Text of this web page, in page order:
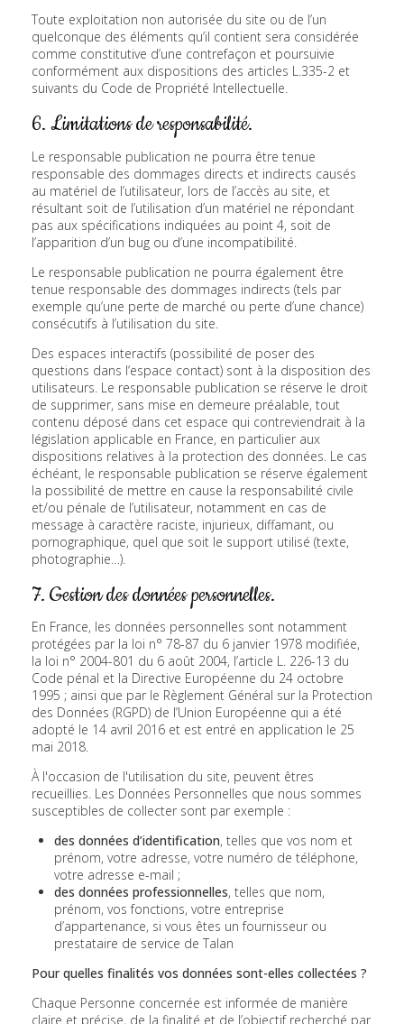
Toute exploitation non autorisée du site ou de l’un
quelconque des éléments qu’il contient sera considérée
comme constitutive d’une contrefaçon et poursuivie
conformément aux dispositions des articles L.335-2 et
suivants du Code de Propriété Intellectuelle.
6. Limitations de responsabilité.
Le responsable publication ne pourra être tenue
responsable des dommages directs et indirects causés
au matériel de l’utilisateur, lors de l’accès au site, et
résultant soit de l’utilisation d’un matériel ne répondant
pas aux spécifications indiquées au point 4, soit de
l’apparition d’un bug ou d’une incompatibilité.
Le responsable publication ne pourra également être
tenue responsable des dommages indirects (tels par
exemple qu’une perte de marché ou perte d’une chance)
consécutifs à l’utilisation du site.
Des espaces interactifs (possibilité de poser des
questions dans l’espace contact) sont à la disposition des
utilisateurs. Le responsable publication se réserve le droit
de supprimer, sans mise en demeure préalable, tout
contenu déposé dans cet espace qui contreviendrait à la
législation applicable en France, en particulier aux
dispositions relatives à la protection des données. Le cas
échéant, le responsable publication se réserve également
la possibilité de mettre en cause la responsabilité civile
et/ou pénale de l’utilisateur, notamment en cas de
message à caractère raciste, injurieux, diffamant, ou
pornographique, quel que soit le support utilisé (texte,
photographie…).
7. Gestion des données personnelles.
En France, les données personnelles sont notamment
protégées par la loi n° 78-87 du 6 janvier 1978 modifiée,
la loi n° 2004-801 du 6 août 2004, l’article L. 226-13 du
Code pénal et la Directive Européenne du 24 octobre
1995 ; ainsi que par le Règlement Général sur la Protection
des Données (RGPD) de l’Union Européenne qui a été
adopté le 14 avril 2016 et est entré en application le 25
mai 2018.
À l'occasion de l'utilisation du site, peuvent êtres
recueillies. Les Données Personnelles que nous sommes
susceptibles de collecter sont par exemple :
des données d’identification, telles que vos nom et
prénom, votre adresse, votre numéro de téléphone,
votre adresse e-mail ;
des données professionnelles, telles que nom,
prénom, vos fonctions, votre entreprise
d’appartenance, si vous êtes un fournisseur ou
prestataire de service de Talan
Pour quelles finalités vos données sont-elles collectées ?
Chaque Personne concernée est informée de manière
claire et précise, de la finalité et de l’objectif recherché par